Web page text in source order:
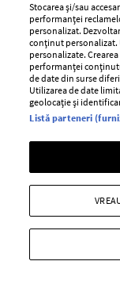
Lora,
problemele ei
i-au dat
PEOPLE 06
Lora a dezvăluit
de sănătate.
Stocarea și/sau
performanței
personalizat.
conținut
personalizate.
performanței
de date din surse
Utilizarea de date
geolocație și
Listă parteneri